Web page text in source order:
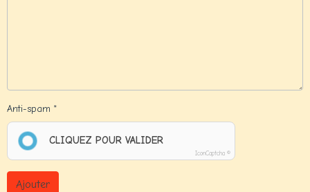
Anti-spam
CLIQUEZ POUR VALIDER
IconCaptcha ©
Ajouter